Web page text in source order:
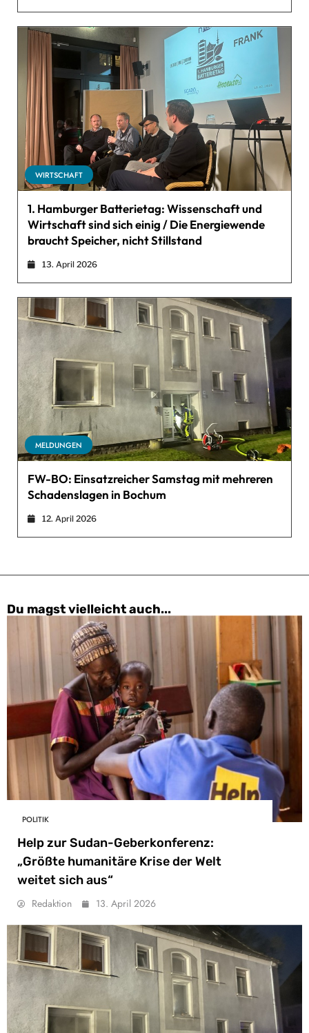
WIRTSCHAFT
1. Hamburger Batterietag: Wissenschaft und
Wirtschaft sind sich einig / Die Energiewende
braucht Speicher, nicht Stillstand
13. April 2026
MELDUNGEN
FW-BO: Einsatzreicher Samstag mit mehreren
Schadenslagen in Bochum
12. April 2026
Du magst vielleicht auch...
POLITIK
Help zur Sudan-Geberkonferenz:
„Größte humanitäre Krise der Welt
weitet sich aus“
Redaktion 13. April 2026